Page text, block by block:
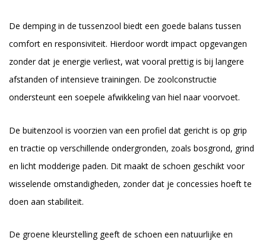
De demping in de tussenzool biedt een goede balans tussen
comfort en responsiviteit. Hierdoor wordt impact opgevangen
zonder dat je energie verliest, wat vooral prettig is bij langere
afstanden of intensieve trainingen. De zoolconstructie
ondersteunt een soepele afwikkeling van hiel naar voorvoet.
De buitenzool is voorzien van een profiel dat gericht is op grip
en tractie op verschillende ondergronden, zoals bosgrond, grind
en licht modderige paden. Dit maakt de schoen geschikt voor
wisselende omstandigheden, zonder dat je concessies hoeft te
doen aan stabiliteit.
De groene kleurstelling geeft de schoen een natuurlijke en